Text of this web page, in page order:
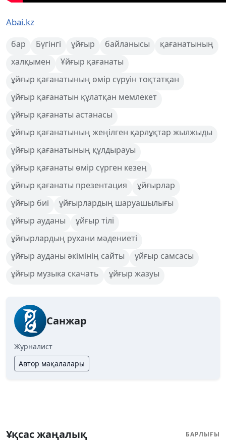
Abai.kz
бар Бүгінгі ұйғыр байланысы
қағанатының
халқымен
Ұйғыр қағанаты
ұйғыр қағанатының өмір сүруін тоқтатқан
ұйғыр қағанатын құлатқан мемлекет
ұйғыр қағанаты астанасы
ұйғыр қағанатының жеңілген қарлұқтар жылжыды
ұйғыр қағанатының құлдырауы
ұйғыр қағанаты өмір сүрген кезең
ұйғыр қағанаты презентация
ұйғырлар
ұйғыр биі
ұйғырлардың шаруашылығы
ұйғыр ауданы
ұйғыр тілі
ұйғырлардың рухани мәдениеті
ұйғыр ауданы әкімінің сайты
ұйғыр самсасы
ұйғыр музыка скачать
ұйғыр жазуы
Санжар
Журналист
Автор мақалалары
Ұқсас жаңалық БАРЛЫҒЫ